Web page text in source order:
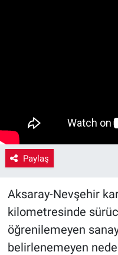
Paylaş
Aksaray-Nevşehir
kilometresinde
öğrenilemeyen
belirlenemeyen